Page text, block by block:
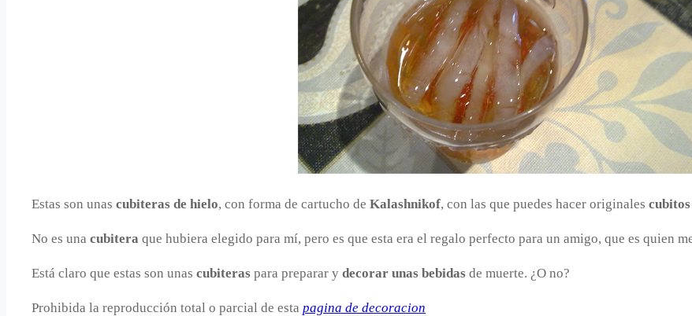
Estas son unas cubiteras de hielo, con forma de cartucho de Kalashnikof, con las que puedes hacer originales
No es una cubitera que hubiera elegido para mí, pero es que esta era el regalo perfecto para un amigo, que es quien
Está claro que estas son unas cubiteras para preparar y decorar unas bebidas de muerte. ¿O no?
Prohibida la reproducción total o parcial de esta pagina de decoracion